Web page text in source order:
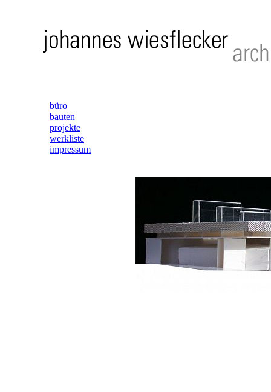
büro
bauten
projekte
werkliste
impressum